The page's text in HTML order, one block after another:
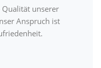
unserer
Anspruch ist